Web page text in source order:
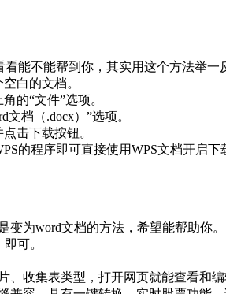
能不能帮到你，其实用这个方法举一
白的文档。
的“文件”选项。
档（.docx）”选项。
击下载按钮。
的程序即可直接使用WPS文档开启下
为word文档的方法，希望能帮助你。
可。
收集表类型，打开网页就能查看和